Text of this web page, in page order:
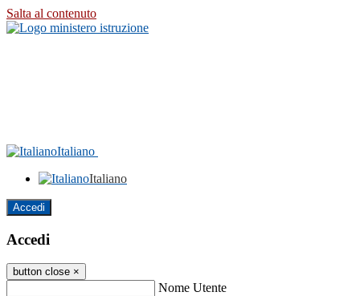
Salta al contenuto
Italiano
Italiano
Accedi
Accedi
button close ×
Nome Utente